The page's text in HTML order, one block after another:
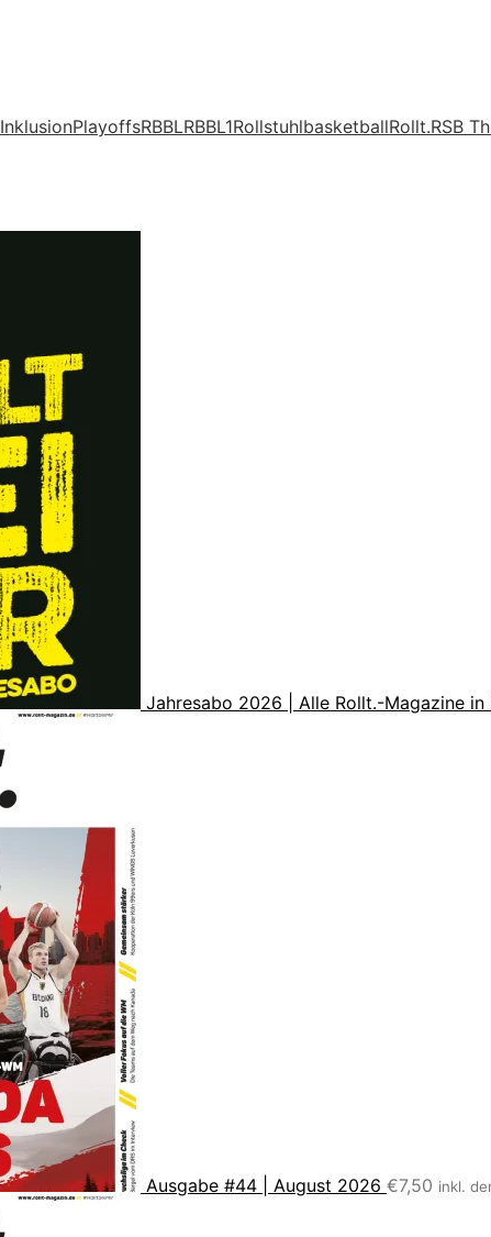
InklusionPlayoffsRBBLRBBL1RollstuhlbasketballRollt.RSB
Jahresabo 2026 | Alle Rollt.-Magazine
Ausgabe #44 | August 2026 €7,50 inkl.